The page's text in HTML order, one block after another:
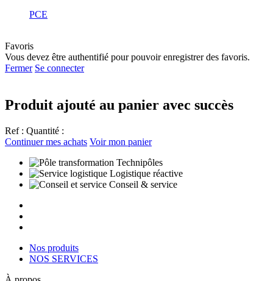
PCE
Favoris
Vous devez être authentifié pour pouvoir enregistrer des favoris.
Fermer Se connecter
Produit ajouté au panier avec succès
Ref : Quantité :
Continuer mes achats Voir mon panier
Technipôles
Logistique réactive
Conseil & service
Nos produits
NOS SERVICES